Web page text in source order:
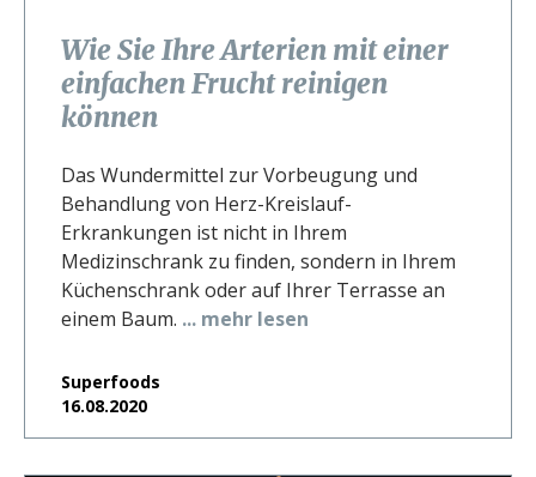
Wie Sie Ihre Arterien mit einer
einfachen Frucht reinigen
können
Das Wundermittel zur Vorbeugung und
Behandlung von Herz-Kreislauf-
Erkrankungen ist nicht in Ihrem
Medizinschrank zu finden, sondern in Ihrem
Küchenschrank oder auf Ihrer Terrasse an
einem Baum. ... mehr lesen
Superfoods
16.08.2020